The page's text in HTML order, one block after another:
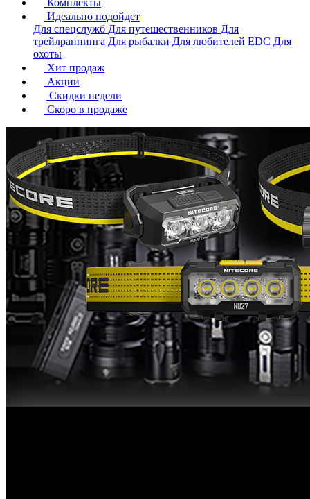
Комплекты
Идеально подойдет
Для спецслужб Для путешественников Для
трейлраннинга Для рыбалки Для любителей EDC Для
охоты
Хит продаж
Акции
Скидки недели
Скоро в продаже